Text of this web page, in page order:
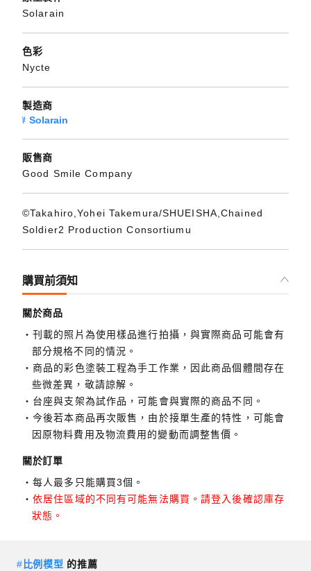
Solarain
色彩
Nycte
製造商
Solarain
販售商
Good Smile Company
©Takahiro,Yohei Takemura/SHUEISHA,Chained
Soldier2 Production Consortiumu
購買前須知
關於商品
刊載的照片為使用樣品進行拍攝，與實際商品可能會有
部分規格不同的情況。
商品的彩色塗裝工程為手工作業，因此商品個體間存在
些微差異，敬請諒解。
台座與支架為試作品，可能會與實際的商品不同。
今後若本商品再次販售，由於接單生產的特性，可能會
因原物料費用及物流費用的變動而調整售價。
關於訂單
每人最多只能購買3個。
依居住區域的不同有可能無法購買。請登入後確認庫存
狀態。
# 比例模型 的推薦